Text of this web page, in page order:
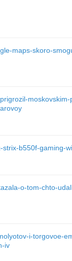
maps-skoro-
strix-b550f-gaming-
o-tom-chto-
i-torgovoe-
iv